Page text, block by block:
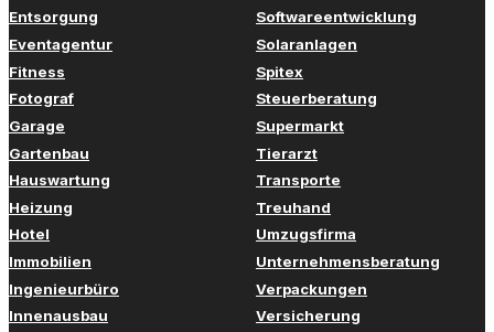
Entsorgung
Eventagentur
Fitness
Fotograf
Garage
Gartenbau
Hauswartung
Heizung
Hotel
Immobilien
Ingenieurbüro
Innenausbau
Softwareentwicklung
Solaranlagen
Spitex
Steuerberatung
Supermarkt
Tierarzt
Transporte
Treuhand
Umzugsfirma
Unternehmensberatung
Verpackungen
Versicherung